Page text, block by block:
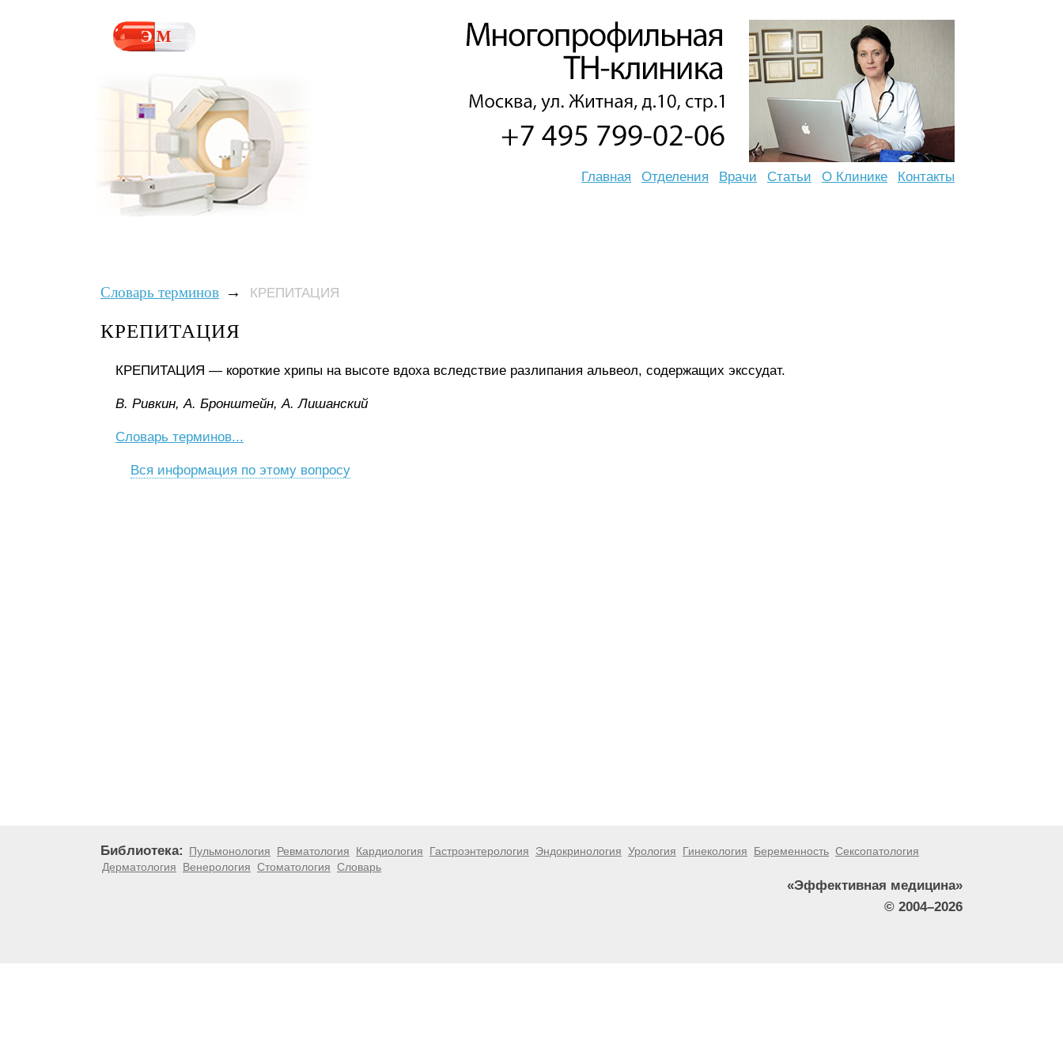
Главная Отделения Врачи Статьи О Клинике Контакты
Словарь терминов → КРЕПИТАЦИЯ
КРЕПИТАЦИЯ
КРЕПИТАЦИЯ — короткие хрипы на высоте вдоха вследствие разлипания альвеол, содержащих экссудат.
B. Pивкин, A. Бpoнштeйн, A. Лишaнcкий
Словарь терминов...
Вся информация по этому вопросу
Библиотека: Пульмонология Ревматология Кардиология Гастроэнтерология Эндокринология Урология Гинекология Беременность Сексопатология
Дерматология
Венерология Стоматология Словарь
«Эффективная медицина»
© 2004–2026